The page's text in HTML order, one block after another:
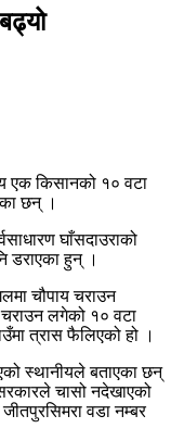
एक किसानको १० वटा
छन् ।
घाँसदाउराको
डराएका हुन् ।
चौपाय चराउन
लगेको १० वटा
त्रास फैलिएको हो ।
स्थानीयले बताएका छन्
चासो नदेखाएको
वडा नम्बर